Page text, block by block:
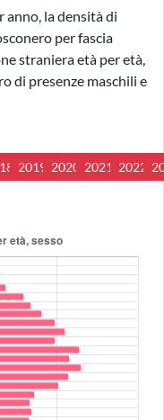
anno, la densità di
per fascia
straniera età per età,
di presenze maschili e
2019 2020 2021 2022